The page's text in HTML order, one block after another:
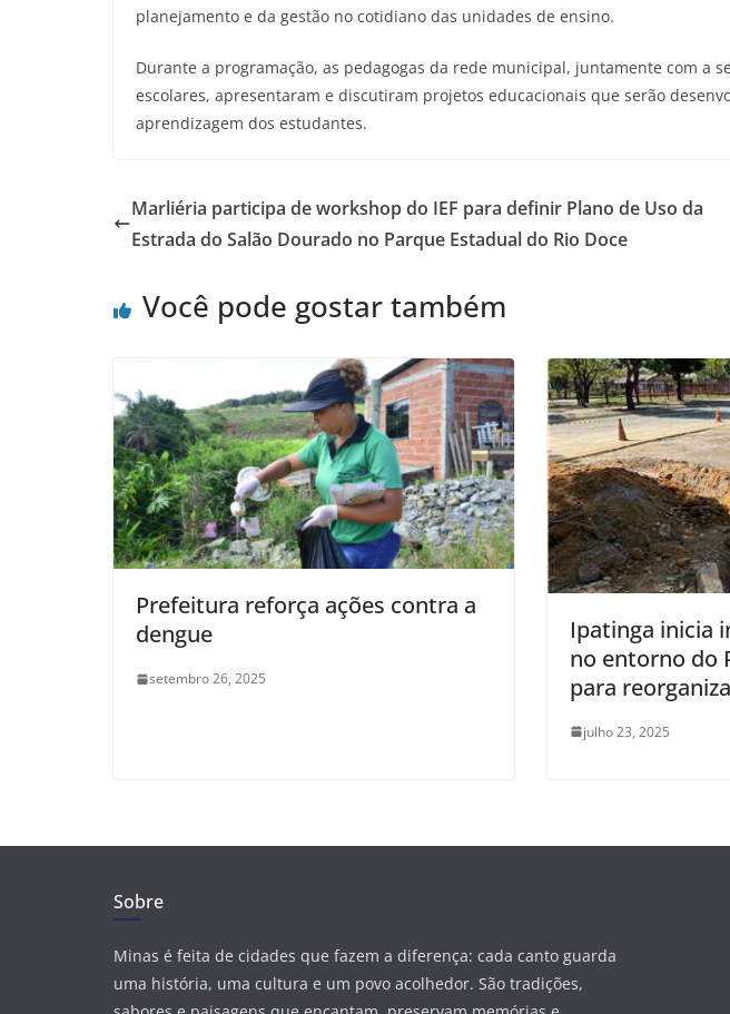
planejamento e da gestão no cotidiano das unidades de ensino.
Durante a programação, as pedagogas da rede municipal, juntamente com a
escolares, apresentaram e discutiram projetos educacionais que serão
aprendizagem dos estudantes.
Marliéria participa de workshop do IEF para definir Plano de Uso da
Estrada do Salão Dourado no Parque Estadual do Rio Doce
Você pode gostar também
Prefeitura reforça ações contra a
dengue
setembro 26, 2025
Ipatinga inicia
no entorno do
para
julho 23, 2025
Sobre
Minas é feita de cidades que fazem a diferença: cada canto guarda
uma história, uma cultura e um povo acolhedor. São tradições,